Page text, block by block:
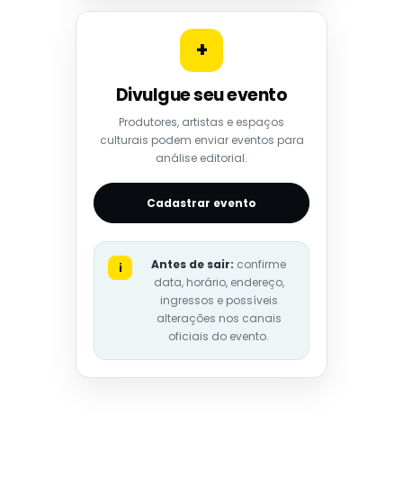
+
Divulgue seu evento
Produtores, artistas e espaços
culturais podem enviar eventos para
análise editorial.
Cadastrar evento
i Antes de sair: confirme
data, horário, endereço,
ingressos e possíveis
alterações nos canais
oficiais do evento.